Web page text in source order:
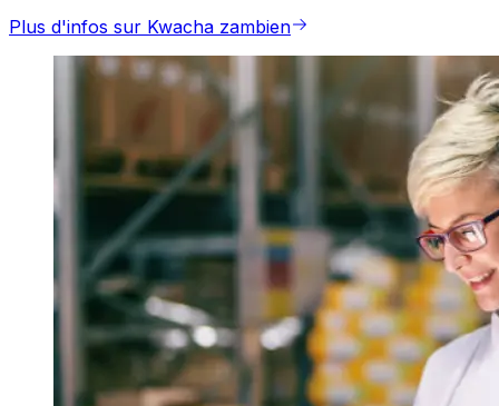
Plus d'infos sur Kwacha zambien